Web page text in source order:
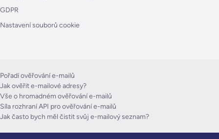
GDPR
Nastavení souborů cookie
Pořadí ověřování e-mailů
Jak ověřit e-mailové adresy?
Vše o hromadném ověřování e-mailů
Síla rozhraní API pro ověřování e-mailů
Jak často bych měl čistit svůj e-mailový seznam?